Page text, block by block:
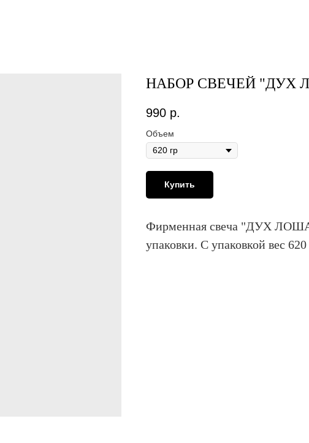
НАБОР СВЕЧЕЙ "ДУХ
990 р.
Объем
Купить
Фирменная свеча "ДУХ
упаковки. С упаковкой вес 620